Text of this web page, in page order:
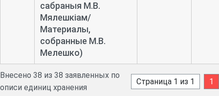
сабраныя М.В.
Мялешкіам/
Материалы,
собранные М.В.
Мелешко)
Внесено 38 из 38 заявленных по
описи единиц хранения
Страница 1 из 1 1